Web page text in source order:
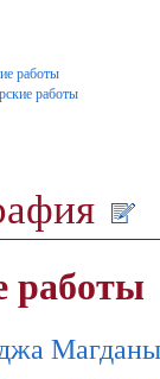
работы
работы
работы
Магданы